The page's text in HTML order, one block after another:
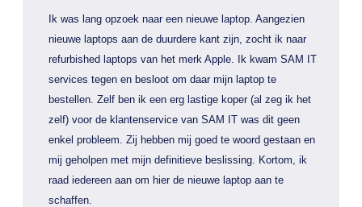
Ik was lang opzoek naar een nieuwe laptop. Aangezien
nieuwe laptops aan de duurdere kant zijn, zocht ik naar
refurbished laptops van het merk Apple. Ik kwam SAM IT
services tegen en besloot om daar mijn laptop te
bestellen. Zelf ben ik een erg lastige koper (al zeg ik het
zelf) voor de klantenservice van SAM IT was dit geen
enkel probleem. Zij hebben mij goed te woord gestaan en
mij geholpen met mijn definitieve beslissing. Kortom, ik
raad iedereen aan om hier de nieuwe laptop aan te
schaffen.